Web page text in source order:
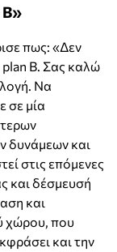
Β»
πως: «Δεν
B. Σας καλώ
Να
σε μία
δυνάμεων και
στις επόμενες
και δέσμευσή
και
χώρου, που
και την